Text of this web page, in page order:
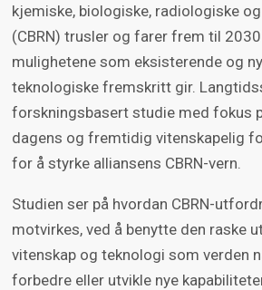
kjemiske, biologiske, radiologiske
(CBRN) trusler og farer frem til
mulighetene som eksisterende og
teknologiske fremskritt gir.
forskningsbasert studie med fokus
dagens og fremtidig vitenskapelig
for å styrke alliansens CBRN-vern.
Studien ser på hvordan CBRN-
motvirkes, ved å benytte den raske
vitenskap og teknologi som verden
forbedre eller utvikle nye